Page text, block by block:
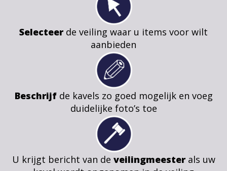
Selecteer de veiling waar u items voor wilt
aanbieden
Beschrijfde kavels zo goed mogelijk en voeg
duidelijke foto’s toe
U krijgt bericht van de veilingmeesterals uw